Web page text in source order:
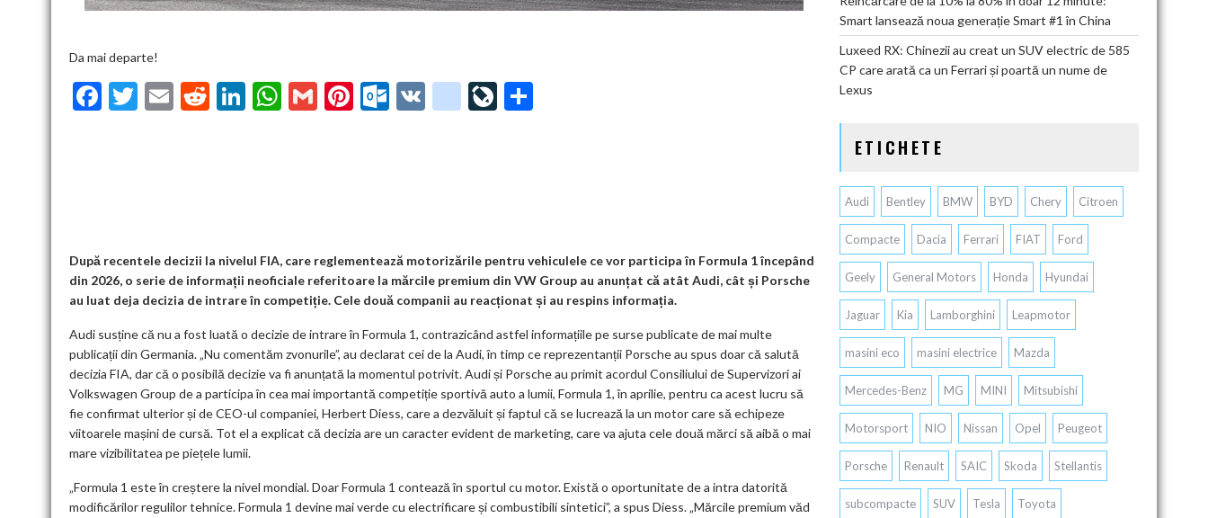
Da mai departe!
F
k
T
E
R
Li W
p
G
Pi O
m
V
g
o
o
k
m
ar
ks
Li
După recentele decizii la nivelul FIA, care reglementează motorizările pentru vehiculele ce vor participa în Formula 1 începând
din 2026, o serie de informații neoficiale referitoare la mărcile premium din VW Group au anunțat că atât Audi, cât și Porsche
au luat deja decizia de intrare în competiție. Cele două companii au reacționat și au respins informația.
Audi susține că nu a fost luată o decizie de intrare în Formula 1, contrazicând astfel informațiile pe surse publicate de mai multe
publicații din Germania. „Nu comentăm zvonurile”, au declarat cei de la Audi, în timp ce reprezentanții Porsche au spus doar că salută
decizia FIA, dar că o posibilă decizie va fi anunțată la momentul potrivit. Audi și Porsche au primit acordul Consiliului de Supervizori ai
Volkswagen Group de a participa în cea mai importantă competiție sportivă auto a lumii, Formula 1, în aprilie, pentru ca acest lucru să
fie confirmat ulterior și de CEO-ul companiei, Herbert Diess, care a dezvăluit și faptul că se lucrează la un motor care să echipeze
viitoarele mașini de cursă. Tot el a explicat că decizia are un caracter evident de marketing, care va ajuta cele două mărci să aibă o mai
mare vizibilitatea pe piețele lumii.
„Formula 1 este în creștere la nivel mondial. Doar Formula 1 contează în sportul cu motor. Există o oportunitate de a intra datorită
modificărilor regulilor tehnice. Formula 1 devine mai verde cu electrificare și combustibili sintetici”, a spus Diess. „Mărcile premium văd
Smart lansează noua generație Smart #1 în China
Luxeed RX: Chinezii au creat un SUV electric de 585
CP care arată ca un Ferrari și poartă un nume de
Lexus
ETICHETE
Audi Bentley BMW BYD Chery Citroen
Compacte Dacia Ferrari FIAT Ford
Geely General Motors Honda Hyundai
Jaguar Kia Lamborghini Leapmotor
masini eco masini electrice Mazda
Mercedes-Benz MG MINI Mitsubishi
Motorsport NIO Nissan Opel Peugeot
Porsche Renault SAIC Skoda Stellantis
subcompacte SUV Tesla Toyota